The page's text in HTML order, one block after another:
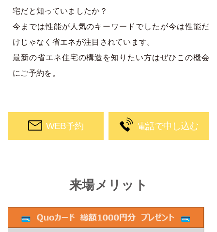
宅だと知っていましたか？
今までは性能が人気のキーワードでしたが今は性能だ
けじゃなく省エネが注目されています。
最新の省エネ住宅の構造を知りたい方はぜひこの機会
にご予約を。
WEB予約 電話で申し込む
来場メリット